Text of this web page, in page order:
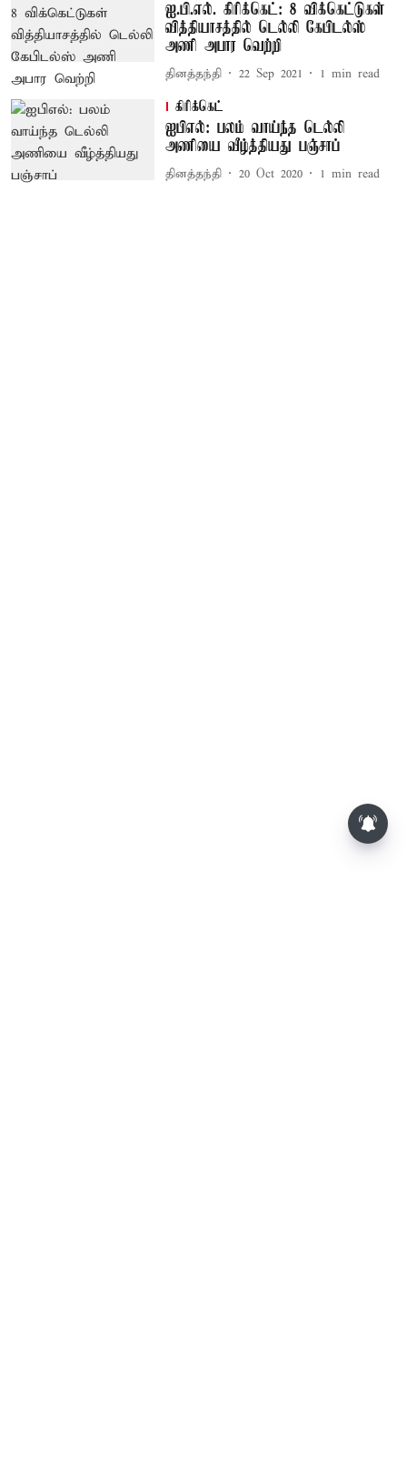
ஐ.பி.எல். கிரிக்கெட்: 8 விக்கெட்டுகள்
வித்தியாசத்தில் டெல்லி கேபிடல்ஸ்
அணி அபார வெற்றி
தினத்தந்தி 22 Sep 2021 1 min read
கிரிக்கெட்
ஐபிஎல்: பலம் வாய்ந்த டெல்லி
அணியை வீழ்த்தியது பஞ்சாப்
தினத்தந்தி 20 Oct 2020 1 min read